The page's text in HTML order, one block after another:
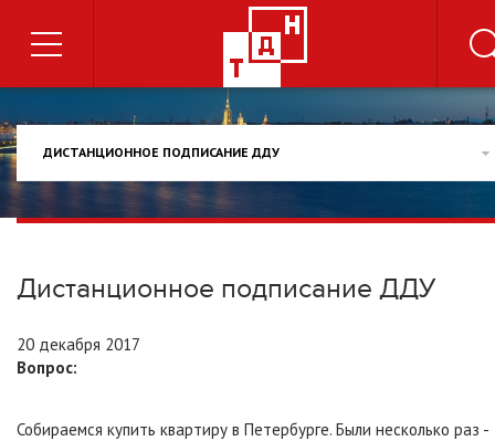
ДИСТАНЦИОННОЕ ПОДПИСАНИЕ ДДУ
Дистанционное подписание ДДУ
20 декабря 2017
Вопрос:
Собираемся купить квартиру в Петербурге. Были несколько раз -